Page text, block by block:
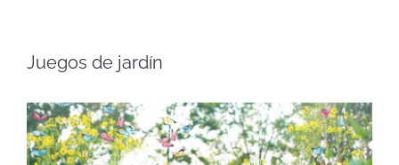
Juegos de jardín